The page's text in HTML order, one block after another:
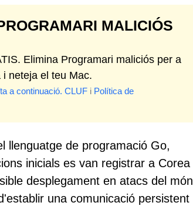
MALICIÓS
Elimina Programari maliciós per a
neteja el teu Mac.
a continuació. CLUF i Política de
llenguatge de programació Go,
inicials es van registrar a Corea
desplegament en atacs del món
una comunicació persistent